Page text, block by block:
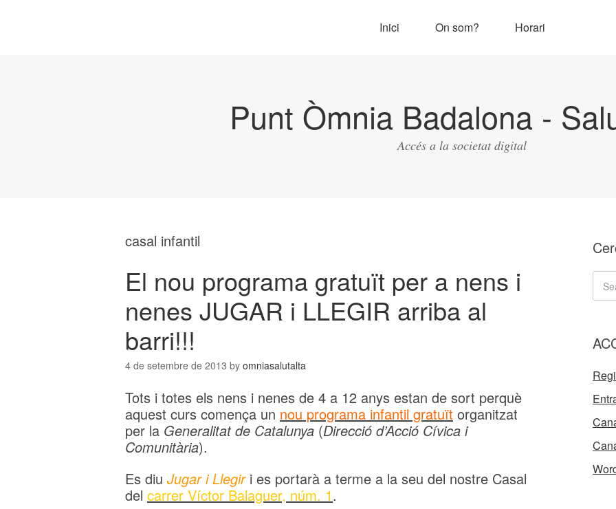
Inici On som? Horari
Punt Òmnia Badalona -
Accés a la societat digital
casal infantil
El nou programa gratuït per a nens i
nenes JUGAR i LLEGIR arriba al
barri!!!
4 de setembre de 2013 by omniasalutalta
Tots i totes els nens i nenes de 4 a 12 anys estan de sort perquè
aquest curs comença un nou programa infantil gratuït organitzat
per la Generalitat de Catalunya (Direcció d’Acció Cívica i
Comunitària).
Es diu Jugar i Llegiri es portarà a terme a la seu del nostre Casal
del carrer Víctor Balaguer, núm. 1.